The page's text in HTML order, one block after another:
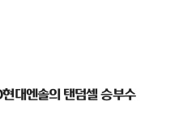
대엔솔의 탠덤셀 승부수